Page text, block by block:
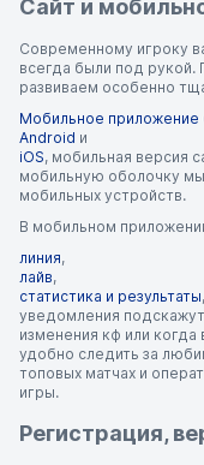
Сайт и
Современному игроку
всегда были под
развиваем особенно
Мобильное
Android и
iOS, мобильная версия
мобильную оболочку
мобильных устройств.
В мобильном
линия,
лайв,
статистика и результаты
уведомления
изменения кф или
удобно следить за
топовых матчах и
игры.
Регистрация,